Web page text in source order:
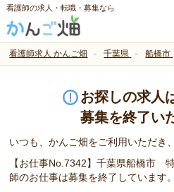
看護師の求人・転職・募集なら
看護師求人 かんご畑 千葉県 船橋市
お探しの求人
募集を終了い
いつも、かんご畑をご利用いただき
【お仕事No.7342】千葉県船橋市
師のお仕事は募集を終了しています。